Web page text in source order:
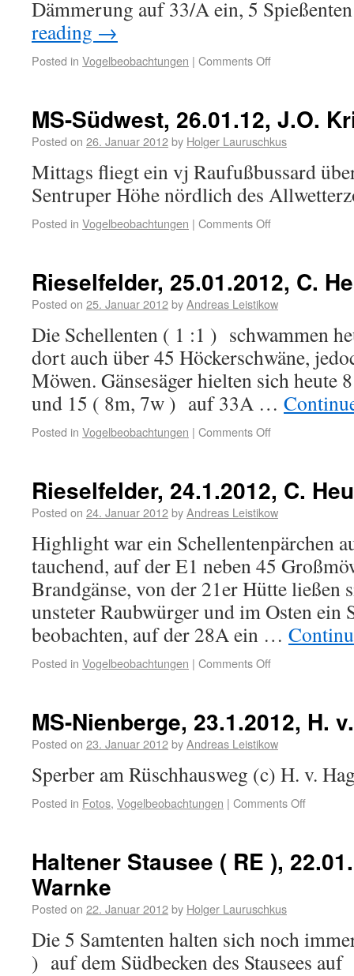
Dämmerung auf 33/A ein, 5
reading →
Posted in Vogelbeobachtungen | Comments Off
MS-Südwest, 26.01.12, J.O.
Posted on 26. Januar 2012by Holger Lauruschkus
Mittags fliegt ein vj Raufußbussard
Sentruper Höhe nördlich des
Posted in Vogelbeobachtungen | Comments Off
Rieselfelder, 25.01.2012, C.
Posted on 25. Januar 2012byAndreas Leistikow
Die Schellenten ( 1 :1 ) schwammen
dort auch über 45 Höckerschwäne,
Möwen. Gänsesäger hielten sich heute
und 15 ( 8m, 7w ) auf 33A …
Posted in Vogelbeobachtungen | Comments Off
Rieselfelder, 24.1.2012, C.
Posted on 24. Januar 2012byAndreas Leistikow
Highlight war ein Schellentenpärchen
tauchend, auf der E1 neben 45
Brandgänse, von der 21er Hütte ließen
unsteter Raubwürger und im Osten ein
beobachten, auf der 28A ein …
Posted in Vogelbeobachtungen | Comments Off
MS-Nienberge, 23.1.2012, H.
Posted on 23. Januar 2012byAndreas Leistikow
Sperber am Rüschhausweg (c) H. v.
Posted in Fotos, Vogelbeobachtungen | Comments Off
Haltener Stausee ( RE ),
Warnke
Posted on 22. Januar 2012by Holger Lauruschkus
Die 5 Samtenten halten sich noch
) auf dem Südbecken des Stausees auf